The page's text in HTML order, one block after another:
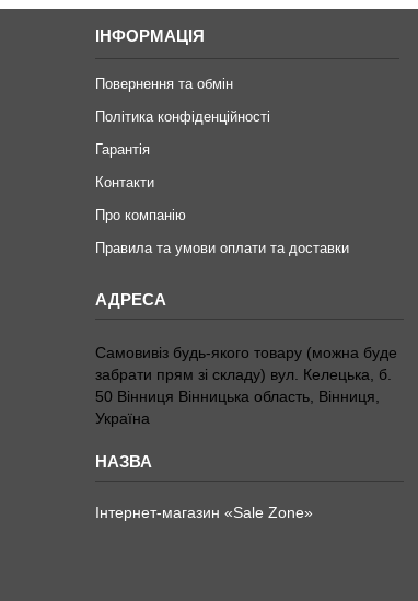
ІНФОРМАЦІЯ
Повернення та обмін
Політика конфіденційності
Гарантія
Контакти
Про компанію
Правила та умови оплати та доставки
Самовивіз будь-якого товару (можна буде
забрати прям зі складу) вул. Келецька, б.
50 Вінниця Вінницька область, Вінниця,
Україна
Інтернет-магазин «Sale Zone»